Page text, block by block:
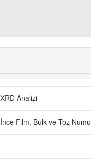
XRD Analizi
İnce Film, Bulk ve Toz